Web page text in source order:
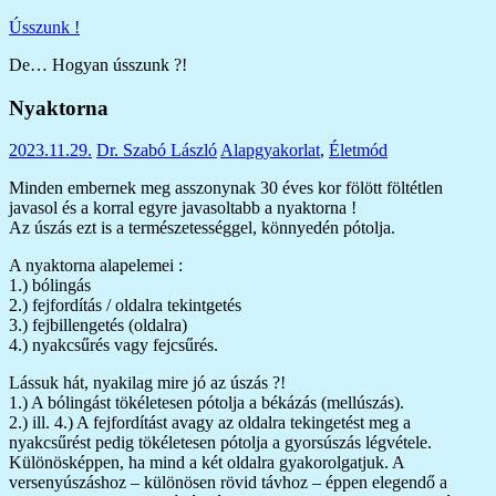
Skip
content
Ússzunk !
De… Hogyan ússzunk ?!
Nyaktorna
2023.11.29. Dr. Szabó LászlóAlapgyakorlat, Életmód
Minden embernek meg asszonynak 30 éves kor fölött föltétlen
javasol és a korral egyre javasoltabb a nyaktorna !
Az úszás ezt is a természetességgel, könnyedén pótolja.
A nyaktorna alapelemei :
1.) bólingás
2.) fejfordítás / oldalra tekintgetés
3.) fejbillengetés (oldalra)
4.) nyakcsűrés vagy fejcsűrés.
Lássuk hát, nyakilag mire jó az úszás ?!
1.) A bólingást tökéletesen pótolja a békázás (mellúszás).
2.) ill. 4.) A fejfordítást avagy az oldalra tekingetést meg a
nyakcsűrést pedig tökéletesen pótolja a gyorsúszás légvétele.
Különösképpen, ha mind a két oldalra gyakorolgatjuk. A
versenyúszáshoz – különösen rövid távhoz – éppen elegendő a